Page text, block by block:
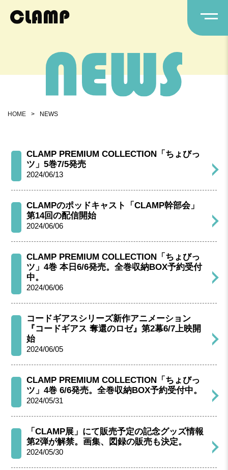
HOME > NEWS
CLAMP PREMIUM COLLECTION「ちょびっ
ツ」5巻7/5発売
2024/06/13
CLAMPのポッドキャスト「CLAMP幹部会」
第14回の配信開始
2024/06/06
CLAMP PREMIUM COLLECTION「ちょびっ
ツ」4巻 本日6/6発売。全巻収納BOX予約受付
中。
2024/06/06
コードギアスシリーズ新作アニメーション
『コードギアス 奪還のロゼ』第2幕6/7上映開
始
2024/06/05
CLAMP PREMIUM COLLECTION「ちょびっ
ツ」4巻 6/6発売。全巻収納BOX予約受付中。
2024/05/31
「CLAMP展」にて販売予定の記念グッズ情報
第2弾が解禁。画集、図録の販売も決定。
2024/05/30